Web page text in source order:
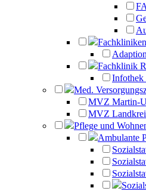
Fachklinik
Infothek
Med.
MVZ Martin-
MVZ
Pflege und
Ambulante